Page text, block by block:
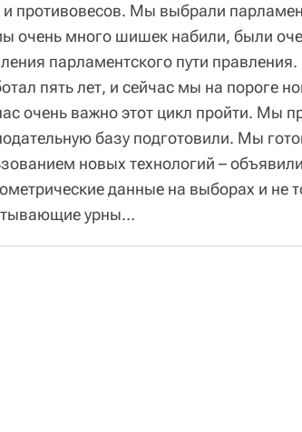
и противовесов. Мы выбрали
очень много шишек набили, были
парламентского пути правления.
пять лет, и сейчас мы на пороге
очень важно этот цикл пройти. Мы
базу подготовили. Мы
новых технологий –
данные на выборах и не
урны…